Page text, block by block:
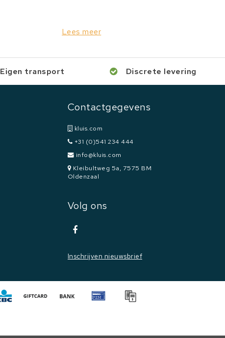
Lees meer
Eigen transport Discrete levering
Contactgegevens
kluis.com
+31 (0)541 234 444
info@kluis.com
Kleibultweg 5a, 7575 BM
Oldenzaal
Volg ons
Inschrijven nieuwsbrief